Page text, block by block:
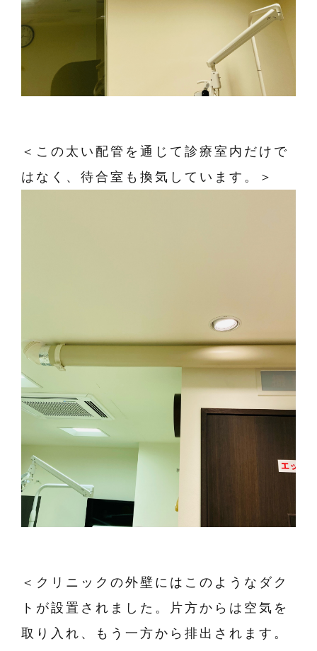
＜この太い配管を通じて診療室内だけで
はなく、待合室も換気しています。＞
＜クリニックの外壁にはこのようなダク
トが設置されました。片方からは空気を
取り入れ、もう一方から排出されます。